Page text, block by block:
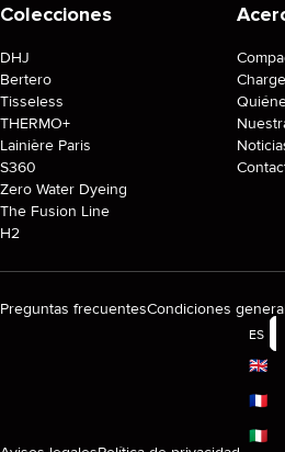
Colecciones
DHJ
Bertero
Tisseless
THERMO+
Lainière Paris
S360
Zero Water Dyeing
The Fusion Line
H2
Preguntas frecuentesCondiciones
ES
🇬🇧
🇫🇷
🇮🇹